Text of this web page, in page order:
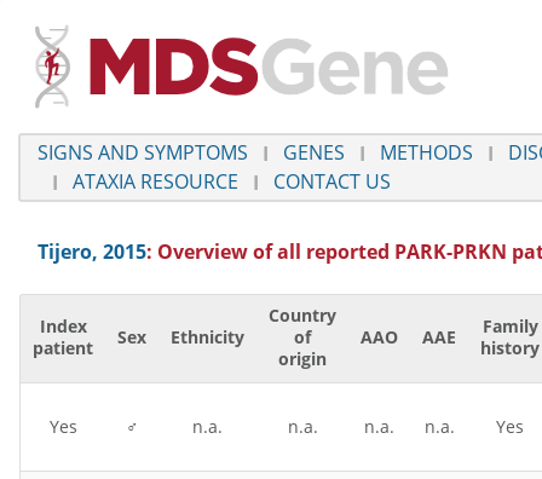
SIGNS AND SYMPTOMS GENES METHODS
ATAXIA RESOURCE
CONTACT US
Tijero, 2015: Overview of all reported PARK-PRKN
Index
patient
Sex Ethnicity
Country
of
origin
AAO AAE
Family
history
Yes ♂ n.a. n.a. n.a. n.a. Yes